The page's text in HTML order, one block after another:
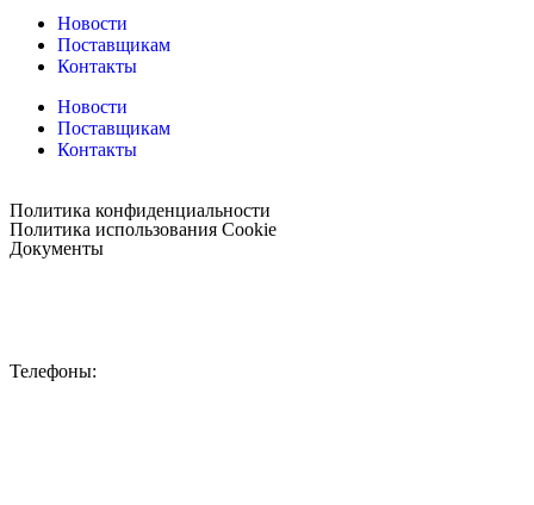
Новости
Поставщикам
Контакты
Новости
Поставщикам
Контакты
Политика конфиденциальности
Политика использования Cookie
Документы
Телефоны: